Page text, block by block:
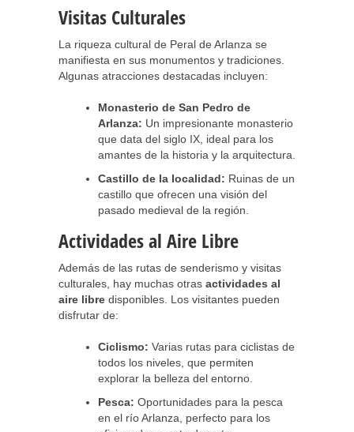
Visitas Culturales
La riqueza cultural de Peral de Arlanza se
manifiesta en sus monumentos y tradiciones.
Algunas atracciones destacadas incluyen:
Monasterio de San Pedro de
Arlanza: Un impresionante monasterio
que data del siglo IX, ideal para los
amantes de la historia y la arquitectura.
Castillo de la localidad: Ruinas de un
castillo que ofrecen una visión del
pasado medieval de la región.
Actividades al Aire Libre
Además de las rutas de senderismo y visitas
culturales, hay muchas otras actividades al
aire libre disponibles. Los visitantes pueden
disfrutar de:
Ciclismo: Varias rutas para ciclistas de
todos los niveles, que permiten
explorar la belleza del entorno.
Pesca: Oportunidades para la pesca
en el río Arlanza, perfecto para los